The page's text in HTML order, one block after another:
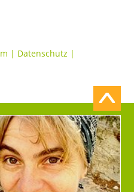
| Datenschutz |